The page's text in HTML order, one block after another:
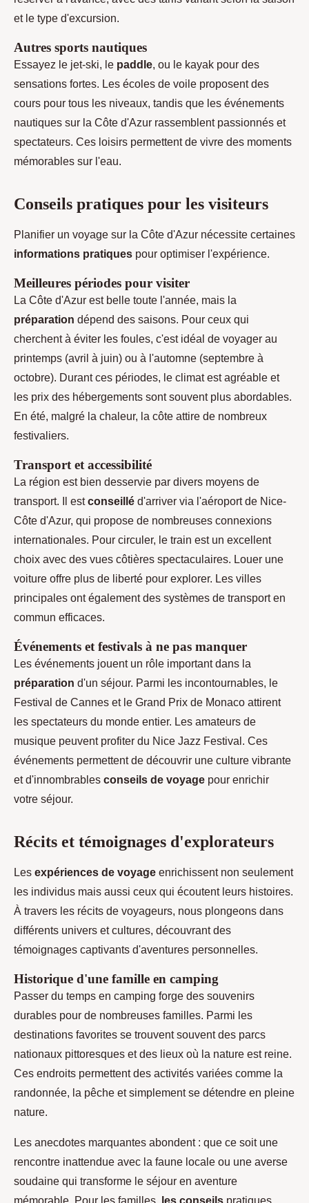
et le type d'excursion.
Autres sports nautiques
Essayez le jet-ski, le paddle, ou le kayak pour des
sensations fortes. Les écoles de voile proposent des
cours pour tous les niveaux, tandis que les événements
nautiques sur la Côte d'Azur rassemblent passionnés et
spectateurs. Ces loisirs permettent de vivre des moments
mémorables sur l'eau.
Conseils pratiques pour les visiteurs
Planifier un voyage sur la Côte d'Azur nécessite certaines
informations pratiques pour optimiser l'expérience.
Meilleures périodes pour visiter
La Côte d'Azur est belle toute l'année, mais la
préparation dépend des saisons. Pour ceux qui
cherchent à éviter les foules, c'est idéal de voyager au
printemps (avril à juin) ou à l'automne (septembre à
octobre). Durant ces périodes, le climat est agréable et
les prix des hébergements sont souvent plus abordables.
En été, malgré la chaleur, la côte attire de nombreux
festivaliers.
Transport et accessibilité
La région est bien desservie par divers moyens de
transport. Il estconseillé d'arriver via l'aéroport de Nice-
Côte d'Azur, qui propose de nombreuses connexions
internationales. Pour circuler, le train est un excellent
choix avec des vues côtières spectaculaires. Louer une
voiture offre plus de liberté pour explorer. Les villes
principales ont également des systèmes de transport en
commun efficaces.
Événements et festivals à ne pas manquer
Les événements jouent un rôle important dans la
préparation d'un séjour. Parmi les incontournables, le
Festival de Cannes et le Grand Prix de Monaco attirent
les spectateurs du monde entier. Les amateurs de
musique peuvent profiter du Nice Jazz Festival. Ces
événements permettent de découvrir une culture vibrante
et d'innombrables conseils de voyage pour enrichir
votre séjour.
Récits et témoignages d'explorateurs
Les expériences de voyage enrichissent non seulement
les individus mais aussi ceux qui écoutent leurs histoires.
À travers les récits de voyageurs, nous plongeons dans
différents univers et cultures, découvrant des
témoignages captivants d'aventures personnelles.
Historique d'une famille en camping
Passer du temps en camping forge des souvenirs
durables pour de nombreuses familles. Parmi les
destinations favorites se trouvent souvent des parcs
nationaux pittoresques et des lieux où la nature est reine.
Ces endroits permettent des activités variées comme la
randonnée, la pêche et simplement se détendre en pleine
nature.
Les anecdotes marquantes abondent : que ce soit une
rencontre inattendue avec la faune locale ou une averse
soudaine qui transforme le séjour en aventure